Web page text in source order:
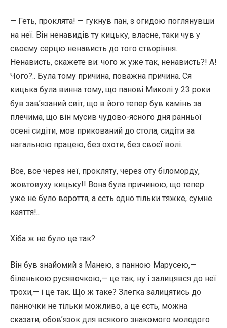
— Геть, проклята! — гукнув пан, з огидою поглянувши
на неї. Він ненавидів ту кицьку, власне, таки чув у
своєму серцю ненависть до того створіння.
Ненависть, скажете ви: чого ж уже так, ненависть?! А!
Чого?.. Була тому причина, поважна причина. Ся
кицька була винна тому, що панові Миколі у 23 роки
був зав’язаний світ, що в його тепер був камінь за
плечима, що він мусив чудово-ясного дня ранньої
осені сидіти, мов прикований до стола, сидіти за
нагальною працею, без охоти, без своєї волі.
Все, все через неї, прокляту, через оту біломорду,
жовтовуху кицьку!! Вона була причиною, що тепер
уже не було вороття, а єсть одно тільки тяжке, сумне
каяття!..
Хіба ж не було це так?
Він був знайомий з Манею, з панною Марусею,—
біленькою русявочкою,— це так; ну і залицявся до неї
трохи,— і це так. Що ж таке? Злегка залицятись до
панночки не тільки можливо, а це єсть, можна
сказати, обов’язок для всякого знакомого молодого